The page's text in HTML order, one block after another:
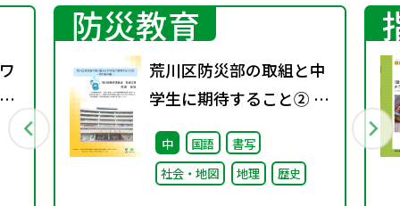
防災教育
荒川区防災部の取組と中
学生に期待すること② ～
取り組み編～
中 国語
書写
社会・地図
地理 歴史